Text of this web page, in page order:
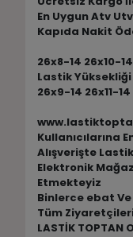
En Uygun Atv
Kapıda Nakit
26x8-14 26x10-
Lastik Yüksekliği
26x9-14 26x11-
Kullanıcılarına
Alışverişte
Elektronik
Etmekteyiz
Binlerce ebat
Tüm
LASTİK TOPTAN